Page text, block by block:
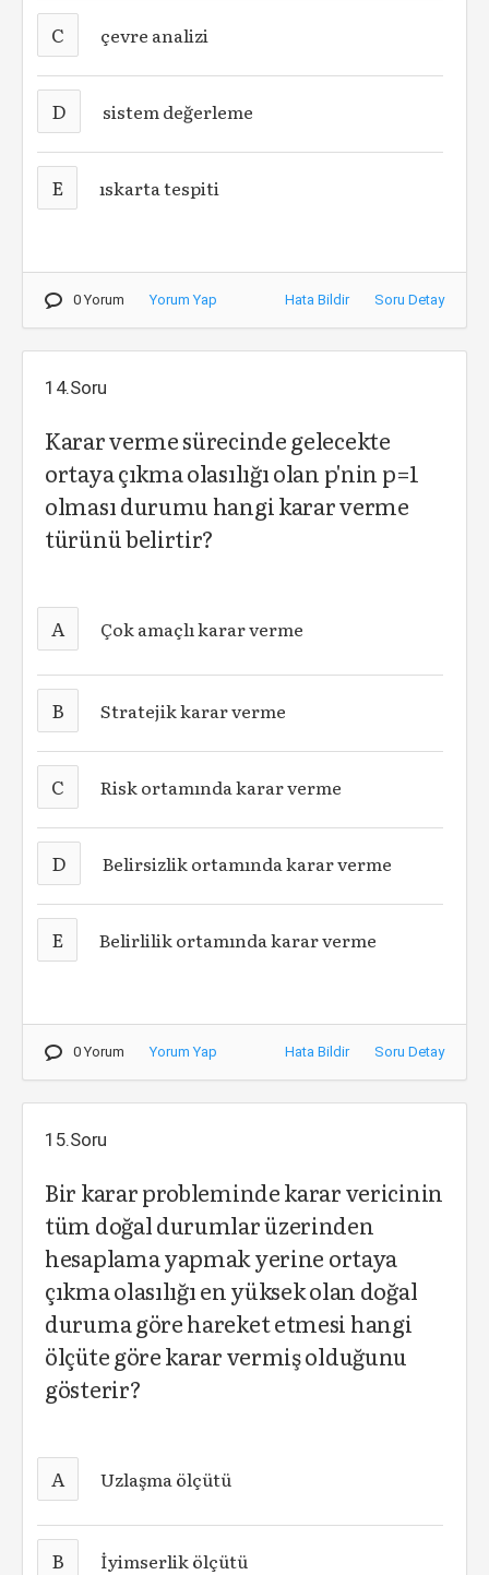
C çevre analizi
D sistem değerleme
E ıskarta tespiti
0 Yorum Yorum Yap Hata Bildir Soru Detay
14.Soru
Karar verme sürecinde gelecekte
ortaya çıkma olasılığı olan p'nin p=1
olması durumu hangi karar verme
türünü belirtir?
A Çok amaçlı karar verme
B Stratejik karar verme
C Risk ortamında karar verme
D Belirsizlik ortamında karar verme
E Belirlilik ortamında karar verme
0 Yorum Yorum Yap Hata Bildir Soru Detay
15.Soru
Bir karar probleminde karar vericinin
tüm doğal durumlar üzerinden
hesaplama yapmak yerine ortaya
çıkma olasılığı en yüksek olan doğal
duruma göre hareket etmesi hangi
ölçüte göre karar vermiş olduğunu
gösterir?
A Uzlaşma ölçütü
B İyimserlik ölçütü